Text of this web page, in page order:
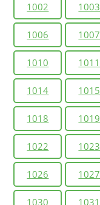
1002 1003
1006 1007
1010 1011
1014 1015
1018 1019
1022 1023
1026 1027
1030 1031